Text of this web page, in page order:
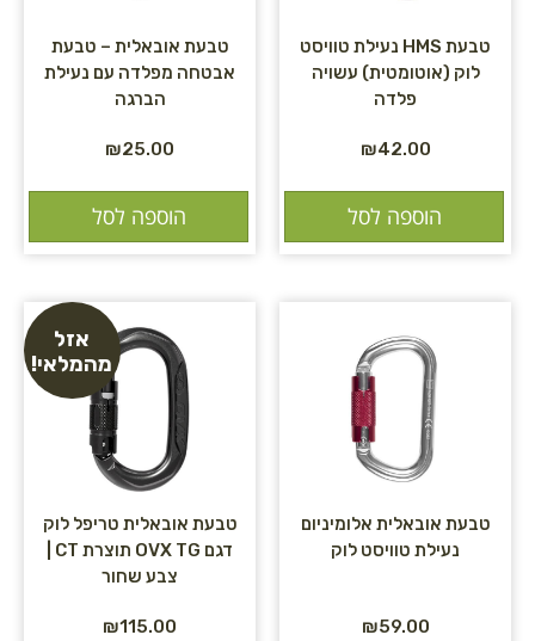
טבעת HMS נעילת טוויסט
לוק (אוטומטית) עשויה
פלדה
₪42.00
הוספה לסל
טבעת אובאלית – טבעת
אבטחה מפלדה עם נעילת
הברגה
₪25.00
הוספה לסל
טבעת אובאלית אלומיניום
נעילת טוויסט לוק
₪59.00
אזל
מהמלאי!
טבעת אובאלית טריפל לוק
צבע שחור
₪115.00